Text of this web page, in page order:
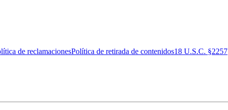
de reclamacionesPolítica de retirada de contenidos18 U.S.C. §2257